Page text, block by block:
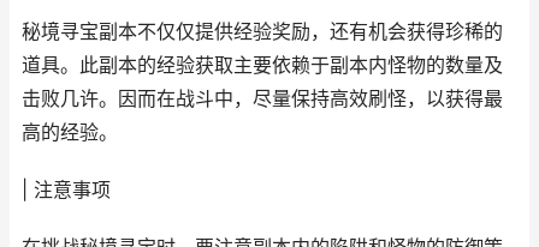
秘境寻宝副本不仅仅提供经验奖励，还有机会获得珍稀的
道具。此副本的经验获取主要依赖于副本内怪物的数量及
击败几许。因而在战斗中，尽量保持高效刷怪，以获得最
高的经验。
| 注意事项